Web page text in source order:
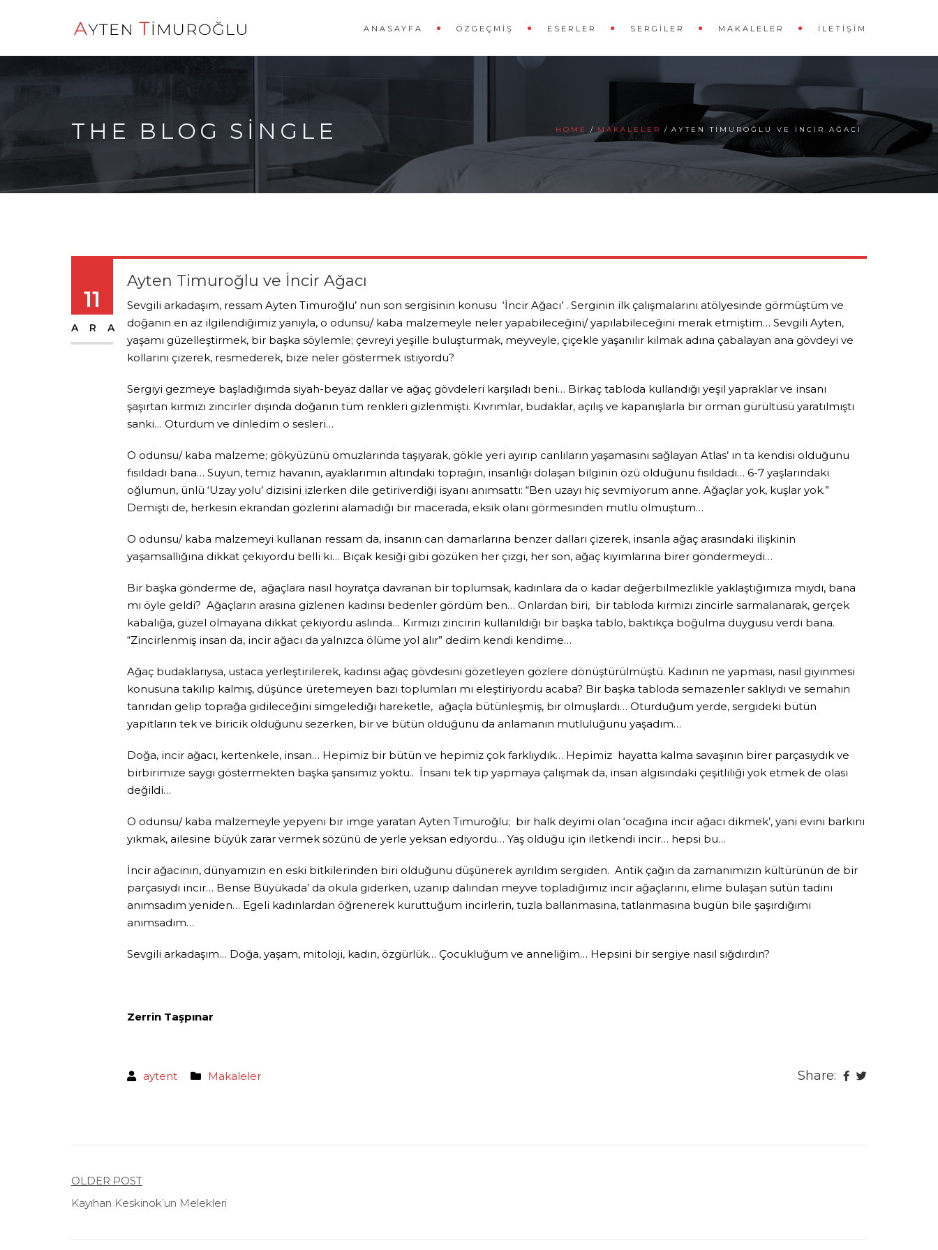
ANASAYFA ÖZGEÇMIŞ ESERLER SERGILER MAKALELER İLETIŞIM
THE BLOG SINGLE HOME MAKALELER AYTEN TIMUROĞLU VE İNCIR AĞACI
11
ARA
Ayten Timuroğlu ve İncir Ağacı
Sevgili arkadaşım, ressam Ayten Timuroğlu’ nun son sergisinin konusu ‘İncir Ağacı’ . Serginin ilk çalışmalarını atölyesinde görmüştüm ve
doğanın en az ilgilendiğimiz yanıyla, o odunsu/ kaba malzemeyle neler yapabileceğini/ yapılabileceğini merak etmiştim… Sevgili Ayten,
yaşamı güzelleştirmek, bir başka söylemle; çevreyi yeşille buluşturmak, meyveyle, çiçekle yaşanılır kılmak adına çabalayan ana gövdeyi ve
kollarını çizerek, resmederek, bize neler göstermek istiyordu?
Sergiyi gezmeye başladığımda siyah-beyaz dallar ve ağaç gövdeleri karşıladı beni… Birkaç tabloda kullandığı yeşil yapraklar ve insanı
şaşırtan kırmızı zincirler dışında doğanın tüm renkleri gizlenmişti. Kıvrımlar, budaklar, açılış ve kapanışlarla bir orman gürültüsü yaratılmıştı
sanki… Oturdum ve dinledim o sesleri…
O odunsu/ kaba malzeme; gökyüzünü omuzlarında taşıyarak, gökle yeri ayırıp canlıların yaşamasını sağlayan Atlas’ ın ta kendisi olduğunu
fısıldadı bana… Suyun, temiz havanın, ayaklarımın altındaki toprağın, insanlığı dolaşan bilginin özü olduğunu fısıldadı… 6-7 yaşlarındaki
oğlumun, ünlü ‘Uzay yolu’ dizisini izlerken dile getiriverdiği isyanı anımsattı: “Ben uzayı hiç sevmiyorum anne. Ağaçlar yok, kuşlar yok.”
Demişti de, herkesin ekrandan gözlerini alamadığı bir macerada, eksik olanı görmesinden mutlu olmuştum…
O odunsu/ kaba malzemeyi kullanan ressam da, insanın can damarlarına benzer dalları çizerek, insanla ağaç arasındaki ilişkinin
yaşamsallığına dikkat çekiyordu belli ki… Bıçak kesiği gibi gözüken her çizgi, her son, ağaç kıyımlarına birer göndermeydi…
Bir başka gönderme de, ağaçlara nasıl hoyratça davranan bir toplumsak, kadınlara da o kadar değerbilmezlikle yaklaştığımıza mıydı, bana
mı öyle geldi? Ağaçların arasına gizlenen kadınsı bedenler gördüm ben… Onlardan biri, bir tabloda kırmızı zincirle sarmalanarak, gerçek
kabalığa, güzel olmayana dikkat çekiyordu aslında… Kırmızı zincirin kullanıldığı bir başka tablo, baktıkça boğulma duygusu verdi bana.
“Zincirlenmiş insan da, incir ağacı da yalnızca ölüme yol alır” dedim kendi kendime…
Ağaç budaklarıysa, ustaca yerleştirilerek, kadınsı ağaç gövdesini gözetleyen gözlere dönüştürülmüştü. Kadının ne yapması, nasıl giyinmesi
konusuna takılıp kalmış, düşünce üretemeyen bazı toplumları mı eleştiriyordu acaba? Bir başka tabloda semazenler saklıydı ve semahın
tanrıdan gelip toprağa gidileceğini simgelediği hareketle, ağaçla bütünleşmiş, bir olmuşlardı… Oturduğum yerde, sergideki bütün
yapıtların tek ve biricik olduğunu sezerken, bir ve bütün olduğunu da anlamanın mutluluğunu yaşadım…
Doğa, incir ağacı, kertenkele, insan… Hepimiz bir bütün ve hepimiz çok farklıydık… Hepimiz hayatta kalma savaşının birer parçasıydık ve
birbirimize saygı göstermekten başka şansımız yoktu.. İnsanı tek tip yapmaya çalışmak da, insan algısındaki çeşitliliği yok etmek de olası
değildi…
O odunsu/ kaba malzemeyle yepyeni bir imge yaratan Ayten Timuroğlu; bir halk deyimi olan ‘ocağına incir ağacı dikmek’, yani evini barkını
yıkmak, ailesine büyük zarar vermek sözünü de yerle yeksan ediyordu… Yaş olduğu için iletkendi incir… hepsi bu…
İncir ağacının, dünyamızın en eski bitkilerinden biri olduğunu düşünerek ayrıldım sergiden. Antik çağın da zamanımızın kültürünün de bir
parçasıydı incir… Bense Büyükada’ da okula giderken, uzanıp dalından meyve topladığımız incir ağaçlarını, elime bulaşan sütün tadını
anımsadım yeniden… Egeli kadınlardan öğrenerek kuruttuğum incirlerin, tuzla ballanmasına, tatlanmasına bugün bile şaşırdığımı
anımsadım…
Sevgili arkadaşım… Doğa, yaşam, mitoloji, kadın, özgürlük… Çocukluğum ve anneliğim… Hepsini bir sergiye nasıl sığdırdın?
Zerrin Taşpınar
aytent Makaleler Share:
Yazı
gezinmesi
OLDER POST
Kayıhan Keskinok’un Melekleri